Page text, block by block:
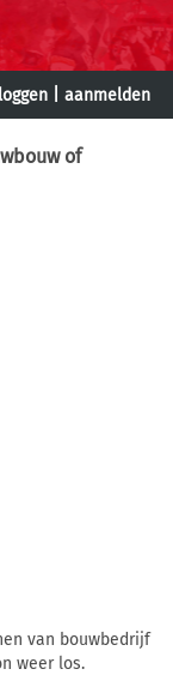
aanmelden
of
van bouwbedrijf
weer los.